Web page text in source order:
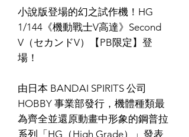
小說版登場的幻之試作機！HG
1/144《機動戰士V高達》Second
V（セカンドV）【PB限定】登
場！
由日本 BANDAI SPIRITS 公司
HOBBY 事業部發行，機體種類最
為齊全並還原動畫中形象的鋼普拉
系列「HG（High Grade）」發表